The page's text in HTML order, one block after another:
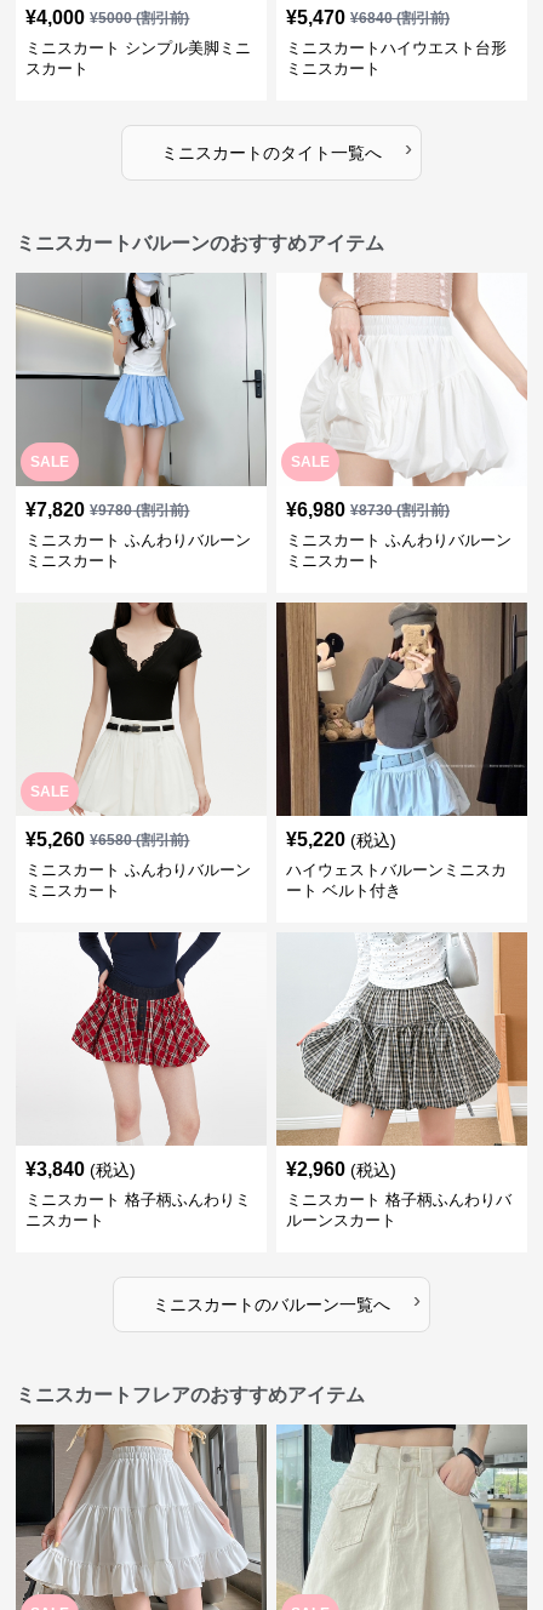
¥4,000 ¥5000(割引前)
ミニスカート シンプル美脚ミニ
スカート
¥5,470 ¥6840(割引前)
ミニスカートハイウエスト台形
ミニスカート
ミニスカートのタイト一覧へ ›
ミニスカートバルーンのおすすめアイテム
SALE
¥7,820 ¥9780(割引前)
ミニスカート ふんわりバルーン
ミニスカート
SALE
¥6,980 ¥8730(割引前)
ミニスカート ふんわりバルーン
ミニスカート
SALE
¥5,260 ¥6580(割引前)
ミニスカート ふんわりバルーン
ミニスカート
¥5,220 (税込)
ハイウェストバルーンミニスカ
ート ベルト付き
¥3,840 (税込)
ミニスカート 格子柄ふんわりミ
ニスカート
¥2,960 (税込)
ミニスカート 格子柄ふんわりバ
ルーンスカート
ミニスカートのバルーン一覧へ ›
ミニスカートフレアのおすすめアイテム